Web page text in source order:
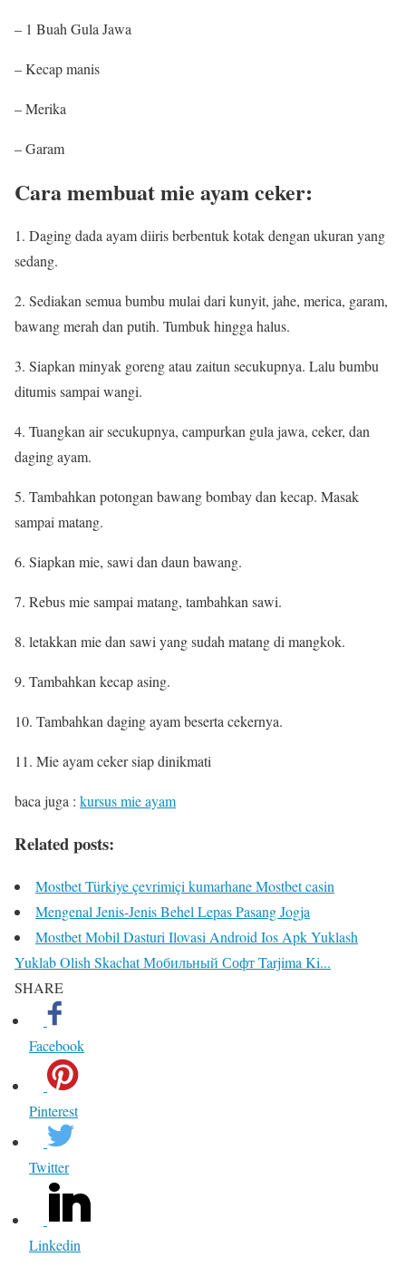
– 1 Buah Gula Jawa
– Kecap manis
– Merika
– Garam
Cara membuat mie ayam ceker:
1. Daging dada ayam diiris berbentuk kotak dengan ukuran yang
sedang.
2. Sediakan semua bumbu mulai dari kunyit, jahe, merica, garam,
bawang merah dan putih. Tumbuk hingga halus.
3. Siapkan minyak goreng atau zaitun secukupnya. Lalu bumbu
ditumis sampai wangi.
4. Tuangkan air secukupnya, campurkan gula jawa, ceker, dan
daging ayam.
5. Tambahkan potongan bawang bombay dan kecap. Masak
sampai matang.
6. Siapkan mie, sawi dan daun bawang.
7. Rebus mie sampai matang, tambahkan sawi.
8. letakkan mie dan sawi yang sudah matang di mangkok.
9. Tambahkan kecap asing.
10. Tambahkan daging ayam beserta cekernya.
11. Mie ayam ceker siap dinikmati
baca juga : kursus mie ayam
Related posts:
Mostbet Türkiye çevrimiçi kumarhane Mostbet casin
Mengenal Jenis-Jenis Behel Lepas Pasang Jogja
Mostbet Mobil Dasturi Ilovasi Android Ios Apk Yuklash
Yuklab Olish Skachat Мобильный Софт Tarjima Ki...
SHARE
Facebook
Pinterest
Twitter
Linkedin